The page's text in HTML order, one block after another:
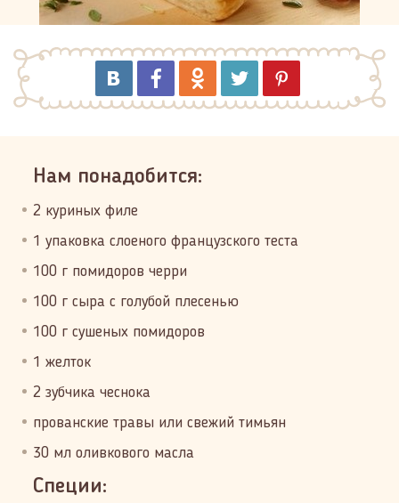
Нам понадобится:
2 куриных филе
1 упаковка слоеного французского теста
100 г помидоров черри
100 г сыра с голубой плесенью
100 г сушеных помидоров
1 желток
2 зубчика чеснока
прованские травы или свежий тимьян
30 мл оливкового масла
Специи: